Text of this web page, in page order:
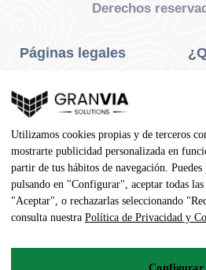
Derechos
Páginas legales
Privacidad Y Cookies
Aviso Legal
Condiciones De Compra
Contacto
Utilizamos cookies propias y de terceros
mostrarte publicidad personalizada en
partir de tus hábitos de navegación.
pulsando en "Configurar", aceptar todas
"Aceptar", o rechazarlas seleccionando
consulta nuestra Política de Privacidad y
Configurar